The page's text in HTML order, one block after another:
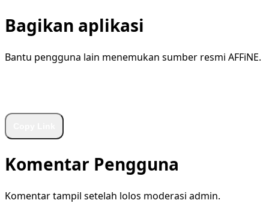
Bagikan aplikasi
Bantu pengguna lain menemukan sumber resmi AFFiNE.
Komentar Pengguna
Komentar tampil setelah lolos moderasi admin.